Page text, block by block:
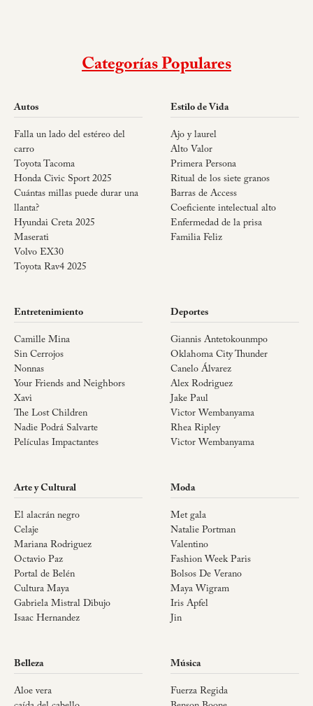
Categorías Populares
Autos
Falla un lado del estéreo del
carro
Toyota Tacoma
Honda Civic Sport 2025
Cuántas millas puede durar una
llanta?
Hyundai Creta 2025
Maserati
Volvo EX30
Toyota Rav4 2025
Estilo de Vida
Ajo y laurel
Alto Valor
Primera Persona
Ritual de los siete granos
Barras de Access
Coeficiente intelectual alto
Enfermedad de la prisa
Familia Feliz
Entretenimiento
Camille Mina
Sin Cerrojos
Nonnas
Your Friends and Neighbors
Xavi
The Lost Children
Nadie Podrá Salvarte
Películas Impactantes
Deportes
Giannis Antetokounmpo
Oklahoma City Thunder
Canelo Álvarez
Alex Rodriguez
Jake Paul
Victor Wembanyama
Rhea Ripley
Victor Wembanyama
Arte y Cultural
El alacrán negro
Celaje
Mariana Rodriguez
Octavio Paz
Portal de Belén
Cultura Maya
Gabriela Mistral Dibujo
Isaac Hernandez
Moda
Met gala
Natalie Portman
Valentino
Fashion Week Paris
Bolsos De Verano
Maya Wigram
Iris Apfel
Jin
Belleza
Aloe vera
Música
Fuerza Regida